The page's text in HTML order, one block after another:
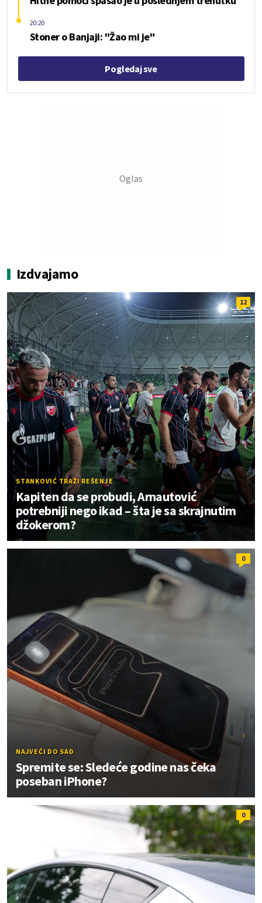
Stoner o Banjaji: "Žao mi je"
20:20
Pogledaj sve
Izdvajamo
12
STANKOVIĆ TRAŽI REŠENJE
Kapiten da se probudi, Arnautović
potrebniji nego ikad – šta je sa skrajnutim
džokerom?
0
NAJVEĆI DO SAD
Spremite se: Sledeće godine nas čeka
poseban iPhone?
0